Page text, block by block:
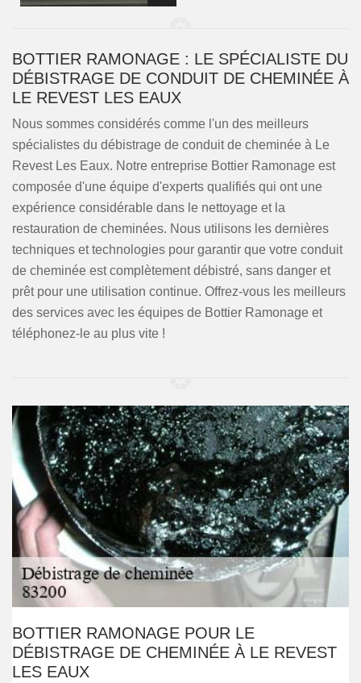
BOTTIER RAMONAGE : LE SPÉCIALISTE DU
DÉBISTRAGE DE CONDUIT DE CHEMINÉE À
LE REVEST LES EAUX
Nous sommes considérés comme l'un des meilleurs
spécialistes du débistrage de conduit de cheminée à Le
Revest Les Eaux. Notre entreprise Bottier Ramonage est
composée d'une équipe d'experts qualifiés qui ont une
expérience considérable dans le nettoyage et la
restauration de cheminées. Nous utilisons les dernières
techniques et technologies pour garantir que votre conduit
de cheminée est complètement débistré, sans danger et
prêt pour une utilisation continue. Offrez-vous les meilleurs
des services avec les équipes de Bottier Ramonage et
téléphonez-le au plus vite !
BOTTIER RAMONAGE POUR LE
DÉBISTRAGE DE CHEMINÉE À LE REVEST
LES EAUX